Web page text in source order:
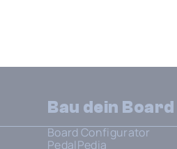
Bau dein Board
Board Configurator
PedalPedia